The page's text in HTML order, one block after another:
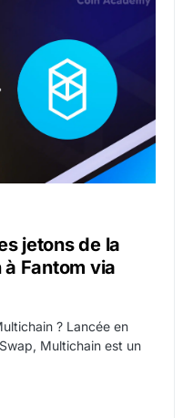
de la Binance Smart
jetons de la
Fantom via
? Lancée en
Multichain est un